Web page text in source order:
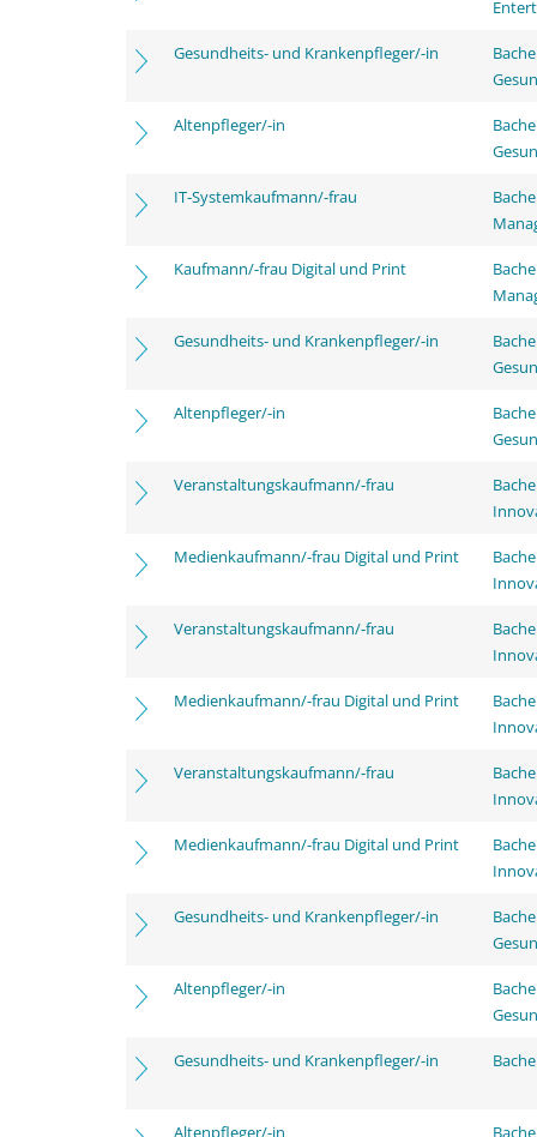
Gesundheits- und Krankenpfleger/-in
Altenpfleger/-in
IT-Systemkaufmann/-frau
Kaufmann/-frau Digital und Print
Gesundheits- und Krankenpfleger/-in
Altenpfleger/-in
Veranstaltungskaufmann/-frau
Medienkaufmann/-frau Digital und Print
Veranstaltungskaufmann/-frau
Medienkaufmann/-frau Digital und Print
Veranstaltungskaufmann/-frau
Medienkaufmann/-frau Digital und Print
Gesundheits- und Krankenpfleger/-in
Altenpfleger/-in
Gesundheits- und Krankenpfleger/-in
Altenpfleger/-in